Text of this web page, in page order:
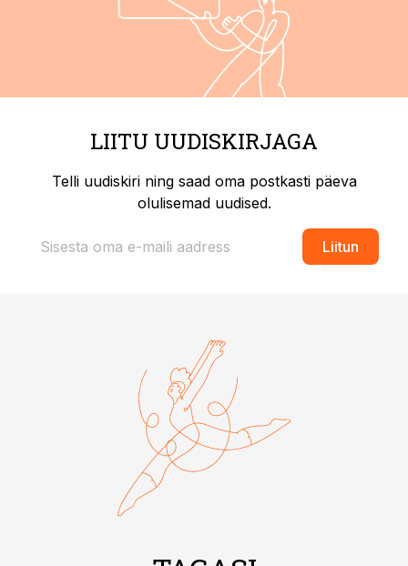
LIITU UUDISKIRJAGA
Telli uudiskiri ning saad oma postkasti päeva
olulisemad uudised.
Liitun